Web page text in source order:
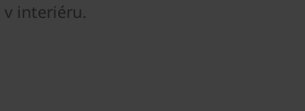
v interiéru.